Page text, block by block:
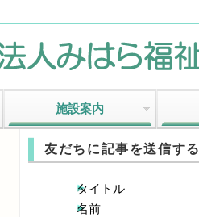
施設案内
友だちに記事を送信す
タイトル
名前